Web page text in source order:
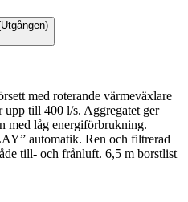
3,6kW CS500 (15850) (Utgången)
med roterande värmeväxlare
upp till 400 l/s. Aggregatet ger
med låg energiförbrukning.
automatik. Ren och filtrerad
till- och frånluft. 6,5 m borstlist